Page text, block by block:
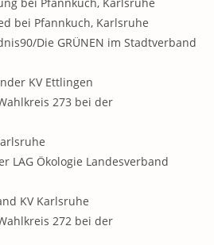
bei Pfannkuch, Karlsruhe
Die GRÜNEN im Stadtverband
KV Ettlingen
273 bei der
LAG Ökologie Landesverband
KV Karlsruhe
272 bei der